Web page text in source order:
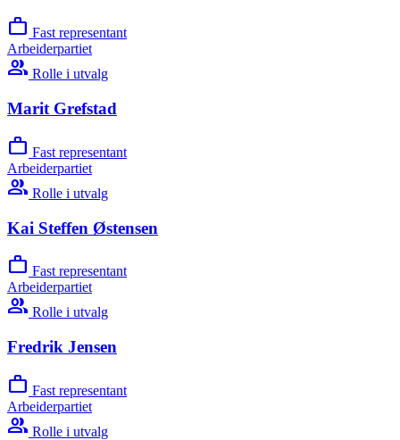
work Fast representant
Arbeiderpartiet
group Rolle i utvalg
Marit Grefstad
work Fast representant
Arbeiderpartiet
group Rolle i utvalg
Kai Steffen Østensen
work Fast representant
Arbeiderpartiet
group Rolle i utvalg
Fredrik Jensen
work Fast representant
Arbeiderpartiet
group Rolle i utvalg